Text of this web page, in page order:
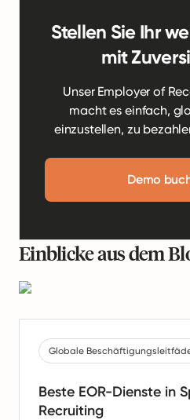
Stellen Sie Ihr
mit
Unser Employer of
macht es einfach,
einzustellen, zu
Demo
Einblicke aus dem
Globale
Beste EOR-Dienste in
Recruiting